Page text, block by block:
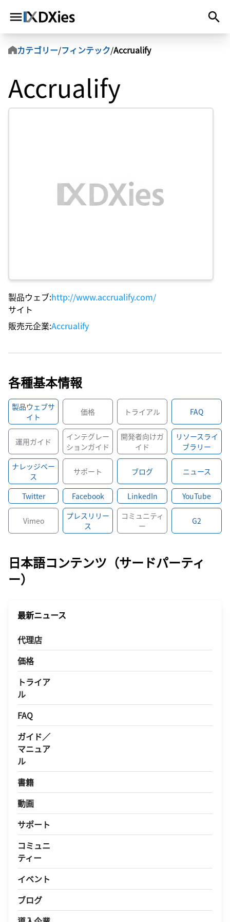
カテゴリー/フィンテック/Accrualify
Accrualify
製品ウェブ
サイト
:http://www.accrualify.com/
販売元企業:Accrualify
各種基本情報
製品ウェブサ
イト
価格 トライアル FAQ
運用ガイド
インテグレー
ションガイド
開発者向けガ
イド
リソースライ
ブラリー
ナレッジベー
ス
サポート ブログ ニュース
Twitter Facebook LinkedIn YouTube
Vimeo
プレスリリー
ス
コミュニティ
ー
G2
日本語コンテンツ（サードパーティ
ー）
代理店
価格
トライア
ル
FAQ
ガイド／
マニュア
ル
書籍
動画
サポート
コミュニ
ティー
イベント
ブログ
最新ニュース